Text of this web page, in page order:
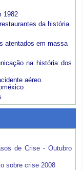
1982
da história
atentados em massa
na história dos
aéreo.
de Crise - Outubro
sobre crise 2008